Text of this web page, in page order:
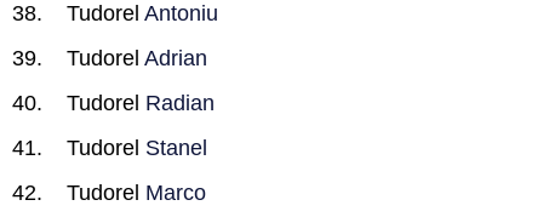
Tudorel Antoniu
Tudorel Adrian
Tudorel Radian
Tudorel Stanel
Tudorel Marco